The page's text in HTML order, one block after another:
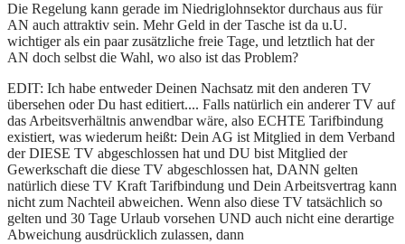
Die Regelung kann gerade im Niedriglohnsektor durchaus aus für
AN auch attraktiv sein. Mehr Geld in der Tasche ist da u.U.
wichtiger als ein paar zusätzliche freie Tage, und letztlich hat der
AN doch selbst die Wahl, wo also ist das Problem?
EDIT: Ich habe entweder Deinen Nachsatz mit den anderen TV
übersehen oder Du hast editiert.... Falls natürlich ein anderer TV auf
das Arbeitsverhältnis anwendbar wäre, also ECHTE Tarifbindung
existiert, was wiederum heißt: Dein AG ist Mitglied in dem Verband
der DIESE TV abgeschlossen hat und DU bist Mitglied der
Gewerkschaft die diese TV abgeschlossen hat, DANN gelten
natürlich diese TV Kraft Tarifbindung und Dein Arbeitsvertrag kann
nicht zum Nachteil abweichen. Wenn also diese TV tatsächlich so
gelten und 30 Tage Urlaub vorsehen UND auch nicht eine derartige
Abweichung ausdrücklich zulassen, dann